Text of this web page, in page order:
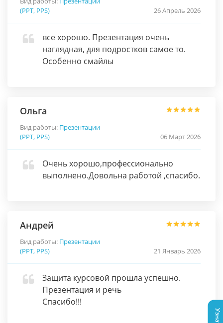
(PPT, PPS)
26 Апрель 2026
все хорошо. Презентация очень
наглядная, для подростков самое то.
Особенно смайлы
Ольга
Вид работы: Презентации
(PPT, PPS)
06 Март 2026
Очень хорошо,профессионально
выполнено.Довольна работой ,спасибо.
Андрей
Вид работы: Презентации
(PPT, PPS)
21 Январь 2026
Защита курсовой прошла успешно.
Презентация и речь
Спасибо!!!